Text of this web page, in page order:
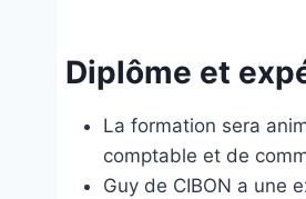
Diplôme et
La formation sera
comptable et de
Guy de CIBON a une